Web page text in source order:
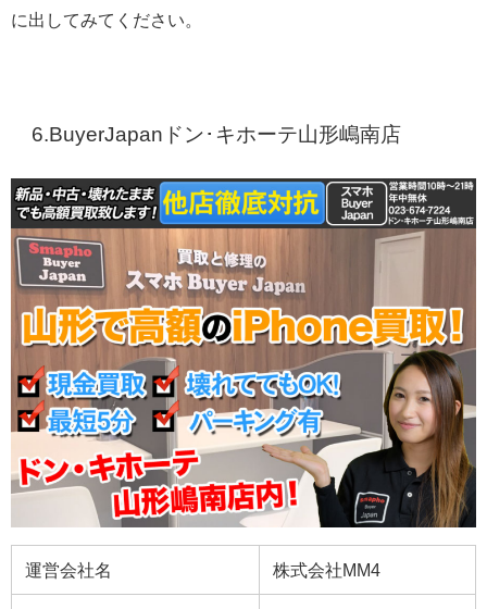
に出してみてください。
6.BuyerJapanドン･キホーテ山形嶋南店
運営会社名 株式会社MM4